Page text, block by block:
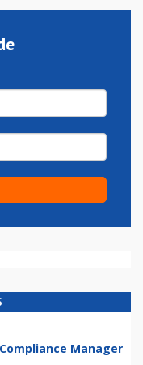
Manager